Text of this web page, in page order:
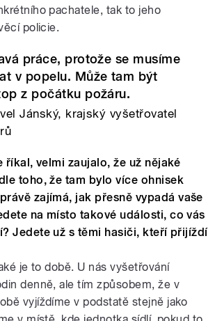
pachatele, tak to jeho
policie.
práce, protože se musíme
v popelu. Může tam být
z počátku požáru.
Jánský, krajský vyšetřovatel
říkal, velmi zaujalo, že už nějaké
toho, že tam bylo více ohnisek
zajímá, jak přesně vypadá vaše
na místo takové události, co vás
Jedete už s těmi hasiči, kteří přijíždí
je to době. U nás vyšetřování
denně, ale tím způsobem, že v
vyjíždíme v podstatě stejně jako